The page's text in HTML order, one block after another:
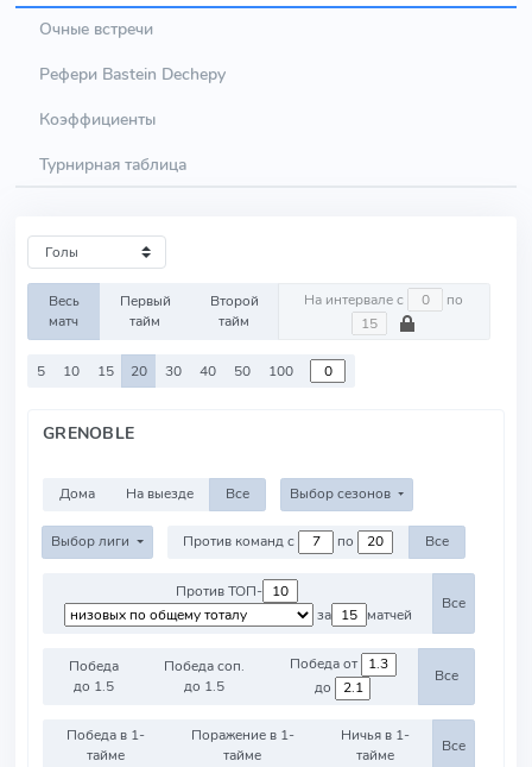
Очные встречи
Рефери Bastein Dechepy
Коэффициенты
Турнирная таблица
Весь
матч
Первый
тайм
Второй
тайм
На интервале с по
5 10 15 20 30 40 50 100
GRENOBLE
Дома На выезде Все Выбор сезонов
Выбор лиги Против команд с по Все
Против ТОП-
за
матчей
Все
Победа
до 1.5
Победа соп.
до 1.5
Победа от
до
Все
Победа в 1-
тайме
Поражение в 1-
тайме
Ничья в 1-
тайме
Все